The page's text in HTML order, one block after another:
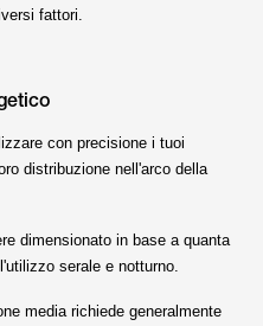
fattori.
con precisione i tuoi
distribuzione nell'arco della
dimensionato in base a quanta
serale e notturno.
media richiede generalmente